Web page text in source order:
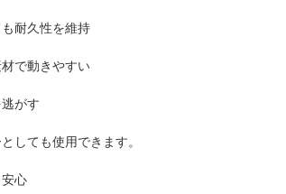
耐久性を維持
材で動きやすい
がす
しても使用できます。
心